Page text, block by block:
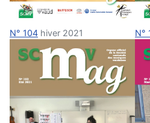
N° 104 hiver 2021 N°